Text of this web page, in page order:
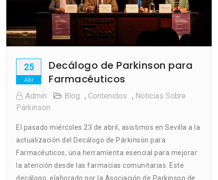
25
Abr
Decálogo de Parkinson para
Farmacéuticos
Admin Blog , Contenidos , Noticias Sobre
Párkinson
El pasado miércoles 23 de abril, asistimos en Sevilla a la
actualización del Decálogo de Párkinson para
Farmacéuticos, una herramienta esencial para mejorar
la atención desde las farmacias comunitarias.​ Este
decálogo, elaborado por la Asociación de Parkinson de